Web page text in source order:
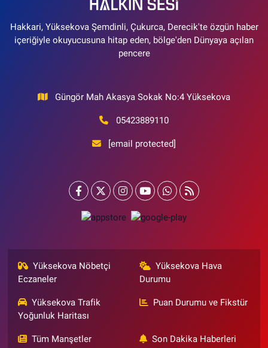
Hakkari, Yüksekova Şemdinli, Çukurca, Derecik'te özgün haber
içeriğiyle okuyucusuna hitap eden, bölge'den Dünyaya açılan
pencere
Güngör Mah Akasya Sokak No:4 Yüksekova
05423889110
[email protected]
Yüksekova Nöbetçi
Eczaneler
Yüksekova Hava
Durumu
Yüksekova Trafik
Yoğunluk Haritası
Puan Durumu ve Fikstür
Tüm Manşetler Son Dakika Haberleri